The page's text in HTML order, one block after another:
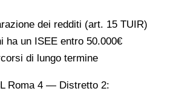
dei redditi (art. 15 TUIR)
ha un ISEE entro 50.000€
di lungo termine
Roma 4 — Distretto 2: